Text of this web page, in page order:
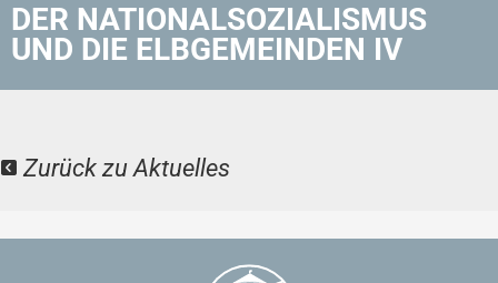
DER NATIONALSOZIALISMUS
UND DIE ELBGEMEINDEN IV
Zurück zu Aktuelles